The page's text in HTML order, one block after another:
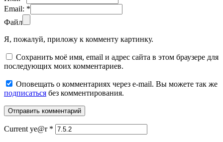
Email: *
Файл
Я, пожалуй, приложу к комменту картинку.
Сохранить моё имя, email и адрес сайта в этом браузере для
последующих моих комментариев.
Оповещать о комментариях через e-mail. Вы можете так же
подписаться без комментирования.
Current ye@r *